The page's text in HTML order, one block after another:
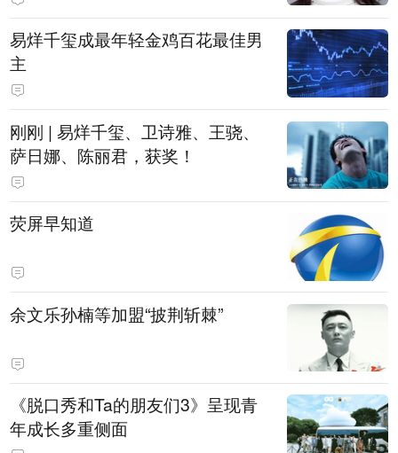
易烊千玺成最年轻金鸡百花最佳男
主
刚刚 | 易烊千玺、卫诗雅、王骁、
萨日娜、陈丽君，获奖！
荧屏早知道
余文乐孙楠等加盟“披荆斩棘”
《脱口秀和Ta的朋友们3》呈现青
年成长多重侧面